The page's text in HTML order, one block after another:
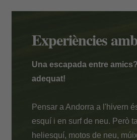
Pagament a l'hotel
Experiències
Una escapada entre
adequat!
Pensar a Andorra a l'hivern
esquí i en surf de neu. Però
heliesquí, motos de neu,